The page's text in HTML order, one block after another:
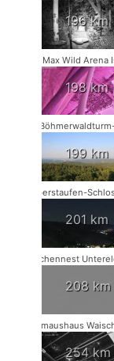
196 km
Max Wild Arena
198 km
199 km
Oberstaufen-
201 km
Storchennest
208 km
Fledermaushaus
254 km